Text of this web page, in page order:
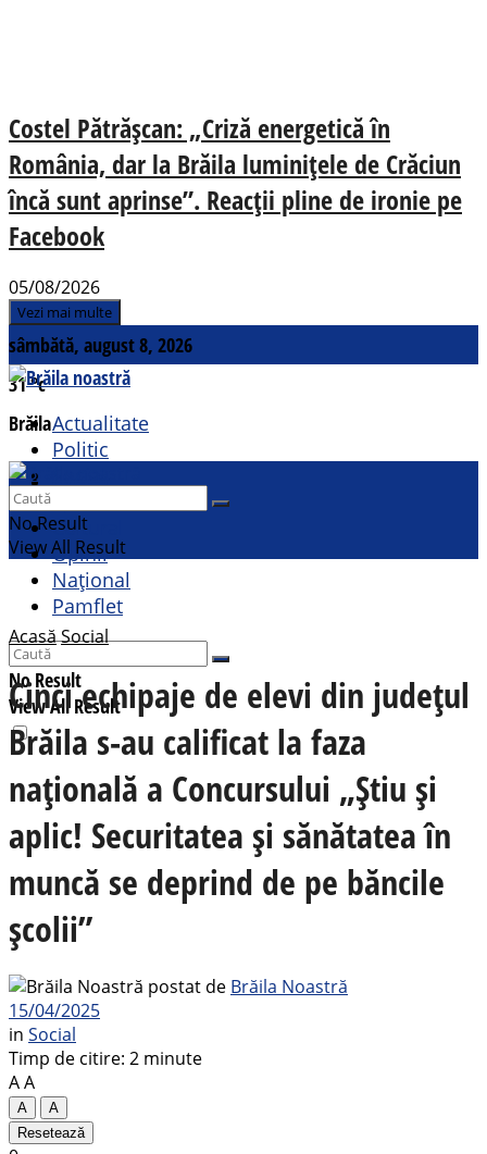
Costel Pătrășcan: „Criză energetică în
România, dar la Brăila luminițele de Crăciun
încă sunt aprinse”. Reacții pline de ironie pe
Facebook
05/08/2026
Vezi mai multe
sâmbătă, august 8, 2026
31°c
Brăila
Contact
Actualitate
Politic
Cultural
Opinii
Național
Pamflet
No Result
View All Result
No Result
View All Result
AcasăSocial
Cinci echipaje de elevi din județul
Brăila s-au calificat la faza
națională a Concursului „Ştiu şi
aplic! Securitatea şi sănătatea în
muncă se deprind de pe băncile
şcolii”
postat de Brăila Noastră
15/04/2025
in Social
Timp de citire: 2 minute
AA
A
A
Resetează